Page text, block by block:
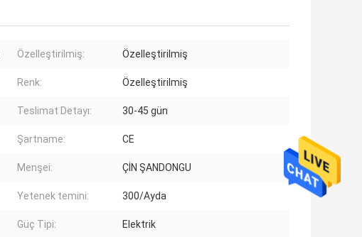
Özelleştirilmiş: Özelleştirilmiş
Renk: Özelleştirilmiş
Teslimat Detayı: 30-45 gün
Şartname: CE
Menşei: ÇİN ŞANDONGU
Yetenek temini: 300/Ayda
Güç Tipi: Elektrik